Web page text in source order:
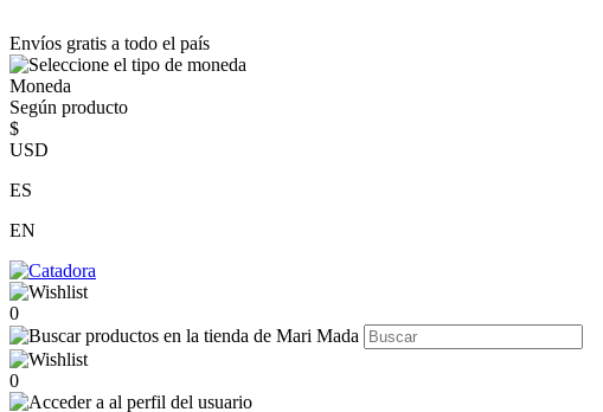
Envíos gratis a todo el país
Moneda
Según producto
$
USD
ES
EN
0
0